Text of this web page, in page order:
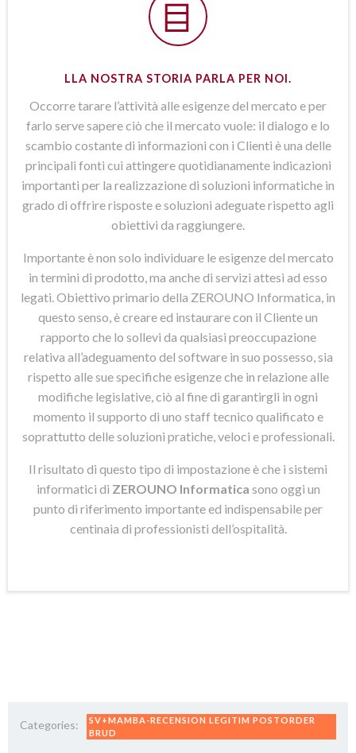
LLA NOSTRA STORIA PARLA PER NOI.
Occorre tarare l’attività alle esigenze del mercato e per
farlo serve sapere ciò che il mercato vuole: il dialogo e lo
scambio costante di informazioni con i Clienti è una delle
principali fonti cui attingere quotidianamente indicazioni
importanti per la realizzazione di soluzioni informatiche in
grado di offrire risposte e soluzioni adeguate rispetto agli
obiettivi da raggiungere.
Importante è non solo individuare le esigenze del mercato
in termini di prodotto, ma anche di servizi attesi ad esso
legati. Obiettivo primario della ZEROUNO Informatica, in
questo senso, è creare ed instaurare con il Cliente un
rapporto che lo sollevi da qualsiasi preoccupazione
relativa all’adeguamento del software in suo possesso, sia
rispetto alle sue specifiche esigenze che in relazione alle
modifiche legislative, ciò al fine di garantirgli in ogni
momento il supporto di uno staff tecnico qualificato e
soprattutto delle soluzioni pratiche, veloci e professionali.
Il risultato di questo tipo di impostazione è che i sistemi
informatici di ZEROUNO Informatica sono oggi un
punto di riferimento importante ed indispensabile per
centinaia di professionisti dell’ospitalità.
Categories:
SV+MAMBA-RECENSION LEGITIM POSTORDER
BRUD